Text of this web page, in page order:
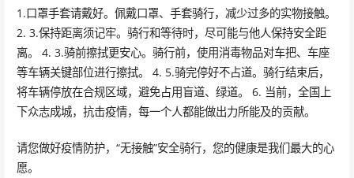
1.口罩手套请戴好。佩戴口罩、手套骑行，减少过多的实物接触。
2. 3.保持距离须记牢。骑行和等待时，尽可能与他人保持安全距
离。 4. 3.骑前擦拭更安心。骑行前，使用消毒物品对车把、车座
等车辆关键部位进行擦拭。 4. 5.骑完停好不占道。骑行结束后，
将车辆停放在合规区域，避免占用盲道、绿道。 6. 当前，全国上
下众志成城，抗击疫情，每一个人都能做出力所能及的贡献。
请您做好疫情防护，“无接触”安全骑行，您的健康是我们最大的心
愿。